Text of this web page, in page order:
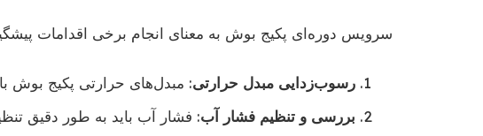
سرویس دوره‌ای پکیج بوش به معنای انجام برخی اقدامات
رسوب‌زدایی مبدل حرارتی: مبدل‌های حرارتی پکیج بوش
بررسی و تنظیم فشار آب: فشار آب باید به طور دقیق